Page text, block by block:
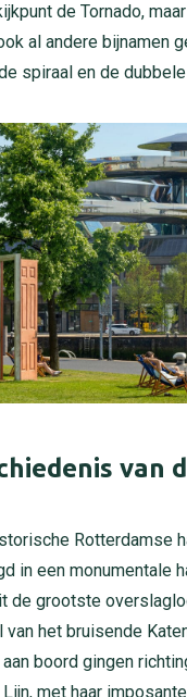
de Tornado,
al andere bijnamen
spiraal en de
van
Rotterdamse
in een monumentale
de grootste
het bruisende
boord gingen
met haar imposante